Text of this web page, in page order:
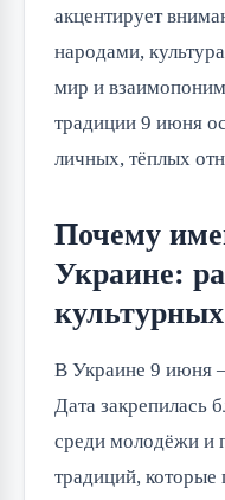
акцентирует
народами,
мир и
традиции 9 июня
личных, тёплых
Почему
Украине:
В Украине 9 июня
Дата закрепилась
среди молодёжи и
традиций,